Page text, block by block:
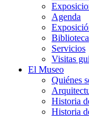
Agenda
Biblioteca
Servicios
Visitas
El Museo
Quiénes
Historia
Historia